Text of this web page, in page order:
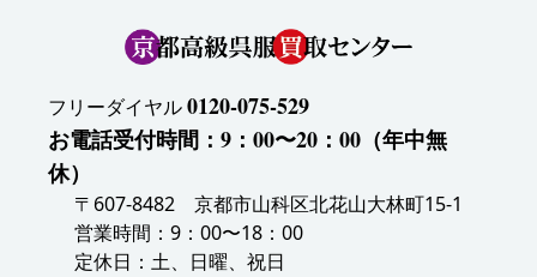
フリーダイヤル0120-075-529
お電話受付時間：9：00〜20：00（年中無
休）
〒607-8482 京都市山科区北花山大林町15-1
営業時間：9：00〜18：00
定休日：土、日曜、祝日